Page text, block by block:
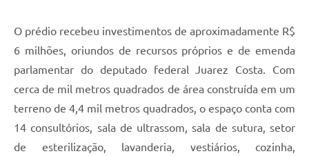
O prédio recebeu investimentos de aproximadamente R$
6 milhões, oriundos de recursos próprios e de emenda
parlamentar do deputado federal Juarez Costa. Com
cerca de mil metros quadrados de área construída em um
terreno de 4,4 mil metros quadrados, o espaço conta com
14 consultórios, sala de ultrassom, sala de sutura, setor
de esterilização, lavanderia, vestiários, cozinha,